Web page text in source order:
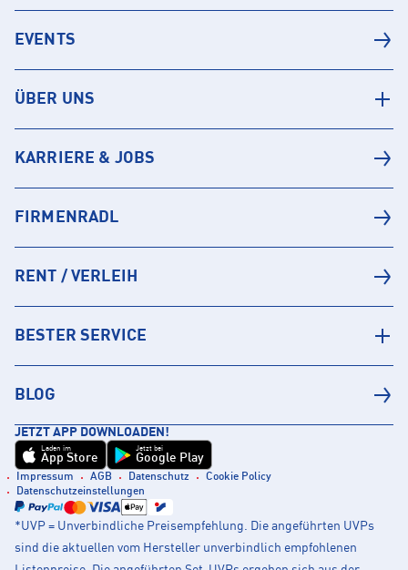
EVENTS
ÜBER UNS
KARRIERE & JOBS
FIRMENRADL
RENT / VERLEIH
BESTER SERVICE
BLOG
JETZT APP DOWNLOADEN!
Laden im
App Store
Jetzt bei
Google Play
Impressum AGB Datenschutz
Cookie Policy
Datenschutzeinstellungen
*UVP = Unverbindliche Preisempfehlung. Die angeführten UVPs
sind die aktuellen vom Hersteller unverbindlich empfohlenen